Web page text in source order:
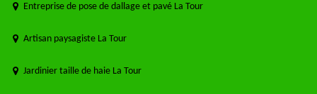
Entreprise de pose de dallage et pavé La Tour
Artisan paysagiste La Tour
Jardinier taille de haie La Tour